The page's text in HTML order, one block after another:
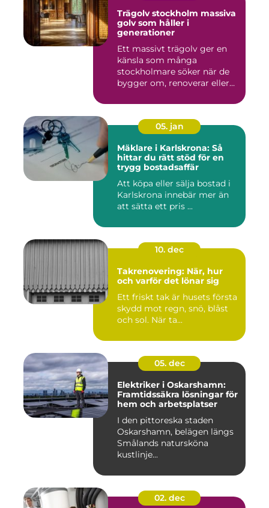
Trägolv stockholm massiva
golv som håller i
generationer
Ett massivt trägolv ger en
känsla som många
stockholmare söker när de
bygger om, renoverar eller
05. jan
Mäklare i Karlskrona: Så
hittar du rätt stöd för en
trygg bostadsaffär
Att köpa eller sälja bostad i
Karlskrona innebär mer än
att sätta ett pris ...
10. dec
Takrenovering: När, hur
och varför det lönar sig
Ett friskt tak är husets första
skydd mot regn, snö, blåst
och sol. När ta...
05. dec
Elektriker i Oskarshamn:
Framtidssäkra lösningar för
hem och arbetsplatser
I den pittoreska staden
Oskarshamn, belägen längs
Smålands natursköna
kustlinje...
02. dec